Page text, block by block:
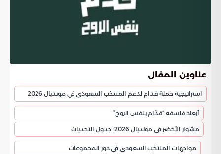
عناوين المقال
استراتيجية حملة قدام لدعم المنتخب السعودي في مونديال 2026
أبعاد فلسفة “قدّام بنفس الروح”
مشوار الأخضر في مونديال 2026: جدول التحديات
مواجهات المنتخب السعودي في دور المجموعات